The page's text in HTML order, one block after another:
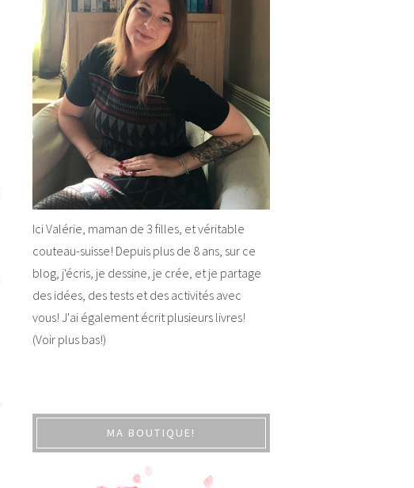
Ici Valérie, maman de 3 filles, et véritable
couteau-suisse! Depuis plus de 8 ans, sur ce
blog, j'écris, je dessine, je crée, et je partage
des idées, des tests et des activités avec
vous! J'ai également écrit plusieurs livres!
(Voir plus bas!)
MA BOUTIQUE!